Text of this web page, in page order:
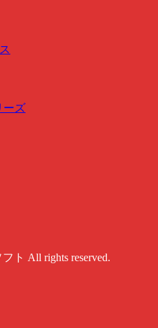
ーズ
ト All rights reserved.